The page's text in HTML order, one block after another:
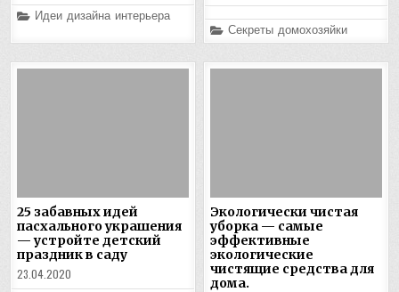
Posted
in
Идеи дизайна интерьера
Posted
in
Секреты домохозяйки
25 забавных идей
пасхального украшения
— устройте детский
праздник в саду
23.04.2020
Экологически чистая
уборка — самые
эффективные
экологические
чистящие средства для
дома.